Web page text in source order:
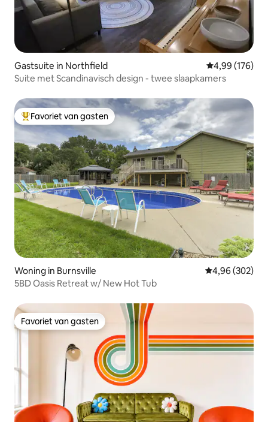
Gastsuite in Northfield Gemiddelde
4,99 (176)
Suite met Scandinavisch design - twee slaapkamers
Topfavoriet van gasten
Favoriet van gasten
Woning in Burnsville Gemiddelde
4,96 (302)
5BD Oasis Retreat w/ New Hot Tub
Favoriet van gasten
Favoriet van gasten